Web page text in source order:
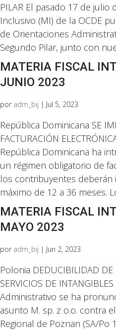
PILAR El pasado 17 de julio
Inclusivo (MI) de la OCDE
de Orientaciones
Segundo Pilar, junto con
MATERIA FISCAL
JUNIO 2023
por adm_bij | Jul 5, 2023
República Dominicana SE
FACTURACIÓN
República Dominicana ha
un régimen obligatorio de
los contribuyentes
máximo de 12 a 36 meses.
MATERIA FISCAL
MAYO 2023
por adm_bij | Jun 2, 2023
Polonia DEDUCIBILIDAD DE
SERVICIOS DE
Administrativo se ha
asunto M. sp. z o.o. contra
Regional de Poznan (SA/